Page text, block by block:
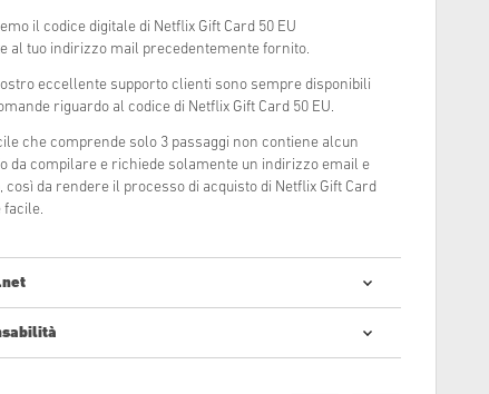
il codice digitale di Netflix Gift Card 50 EU
al tuo indirizzo mail precedentemente fornito.
eccellente supporto clienti sono sempre disponibili
riguardo al codice di Netflix Gift Card 50 EU.
che comprende solo 3 passaggi non contiene alcun
da compilare e richiede solamente un indirizzo email e
così da rendere il processo di acquisto di Netflix Gift Card
facile.
codici digitali è semplice e veloce: